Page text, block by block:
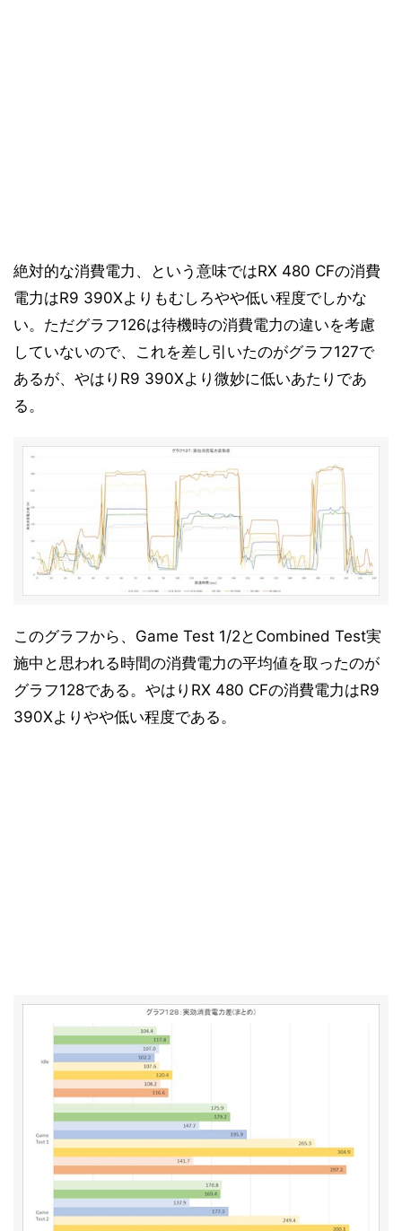
絶対的な消費電力、という意味ではRX 480 CFの消費
電力はR9 390Xよりもむしろやや低い程度でしかな
い。ただグラフ126は待機時の消費電力の違いを考慮
していないので、これを差し引いたのがグラフ127で
あるが、やはりR9 390Xより微妙に低いあたりであ
る。
このグラフから、Game Test 1/2とCombined Test実
施中と思われる時間の消費電力の平均値を取ったのが
グラフ128である。やはりRX 480 CFの消費電力はR9
390Xよりやや低い程度である。